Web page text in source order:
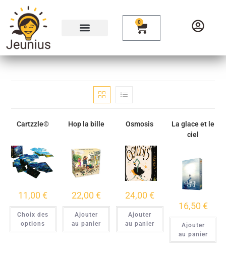
0
Cartzzle©
11,00€
Choix des
options
Hop la bille
22,00€
Ajouter
au panier
Osmosis
24,00 €
Ajouter
au panier
La glace et le
ciel
16,50 €
Ajouter
au panier